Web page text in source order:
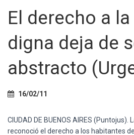
El derecho a
digna deja de
abstracto
16/02/11
CIUDAD DE BUENOS AIRES (Puntojus).
reconoció el derecho a los habitantes